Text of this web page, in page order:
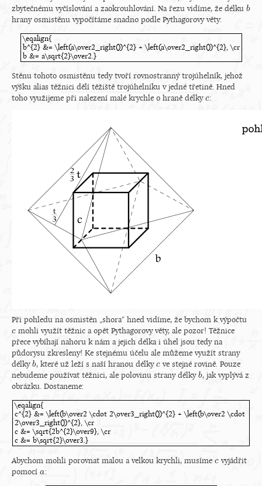
zbytečnému vyčíslování a zaokrouhlování. Na řezu vidíme, že délku b
b
hrany osmistěnu vypočítáme snadno podle Pythagorovy věty:
\eqalign{
b^{2} &= \left(a\over2_right())^{2} + \left(a\over2_right())^{2}, \cr
b &= a\sqrt{2}\over2.}
\eqalign{b^{2} &= \left(a\over2_right())^{2} +
Stěnu tohoto osmistěnu tedy tvoří rovnostranný trojúhelník, jehož
výšku alias těžnici dělí těžiště trojúhelníku v jedné třetině. Hned
toho využijeme při nalezení malé krychle o hraně délky c
c:
Při pohledu na osmistěn „shora“ hned vidíme, že bychom k výpočtu
c
cmohli využít těžnic a opět Pythagorovy věty, ale pozor! Těžnice
přece vybíhají nahoru k nám a jejich délka i úhel jsou tedy na
půdorysu zkresleny! Ke stejnému účelu ale můžeme využít strany
délky b
b, které už leží s naší hranou délky c
cve stejné rovině. Pouze
nebudeme používat těžnici, ale polovinu strany délky b
b, jak vyplývá z
obrázku. Dostaneme:
\eqalign{
c^{2} &= \left(b\over2 \cdot 2\over3_right())^{2} + \left(b\over2 \cdot
2\over3_right())^{2}, \cr
c &= \sqrt{2b^{2}\over9}, \cr
c &= b\sqrt{2}\over3.}
\eqalign{c^{2} &= \left(b\over2 \cdot 2\over3_right())^{2} +
Abychom mohli porovnat malou a velkou krychli, musíme c
cvyjádřit
pomocí a
a :